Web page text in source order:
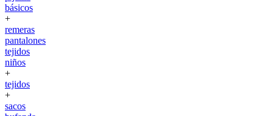
básicos
+
remeras
pantalones
tejidos
niños
+
tejidos
+
sacos